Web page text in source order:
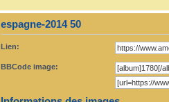
espagne-2014 50
Lien:
BBCode image: